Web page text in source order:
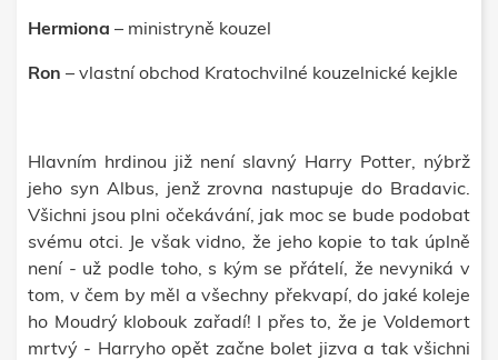
Hermiona – ministryně kouzel
Ron – vlastní obchod Kratochvilné kouzelnické kejkle
Hlavním hrdinou již není slavný Harry Potter, nýbrž
jeho syn Albus, jenž zrovna nastupuje do Bradavic.
Všichni jsou plni očekávání, jak moc se bude podobat
svému otci. Je však vidno, že jeho kopie to tak úplně
není - už podle toho, s kým se přátelí, že nevyniká v
tom, v čem by měl a všechny překvapí, do jaké koleje
ho Moudrý klobouk zařadí! I přes to, že je Voldemort
mrtvý - Harryho opět začne bolet jizva a tak všichni